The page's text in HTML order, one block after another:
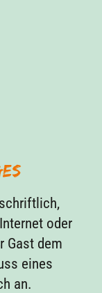
oder
Gast dem
eines
an.